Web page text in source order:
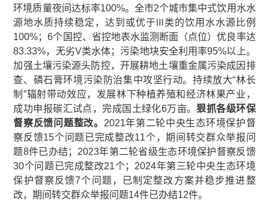
环境质量夜间达标率100%。全市2个城市集中式饮用水水
源地水质持续稳定，达到或优于Ⅲ类的饮用水水源比例
100%；6个国控、省控地表水监测断面（点位）优良率达
83.33%，无劣Ⅴ类水体；污染地块安全利用率95%以上。
加强土壤污染源头防控，开展耕地土壤重金属污染成因排
查、磷石膏环境污染防治集中攻坚行动。持续放大“林长
制”辐射带动效应，发展林下种植养殖和经济林果产业，
成功申报碳汇试点，完成国土绿化6万亩。狠抓各级环保
督察反馈问题整改。 2021年第二轮中央生态环境保护督
察反馈15个问题已完成整改11个，期间转交群众举报问
题8件已办结；2023年第二轮省级生态环境保护督察反馈
30个问题已完成整改21个；2024年第三轮中央生态环境
保护督察反馈7个问题，已制定整改方案并稳步推进整
改，期间转交群众举报问题14件已办结12件。